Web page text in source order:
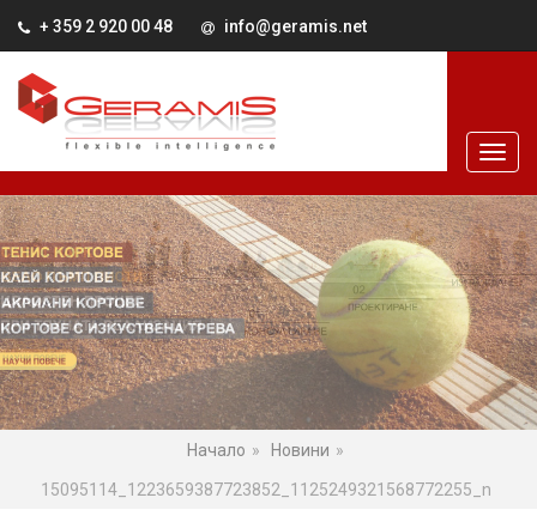
+ 359 2 920 00 48 info@geramis.net
Начало Новини
15095114_1223659387723852_1125249321568772255_n